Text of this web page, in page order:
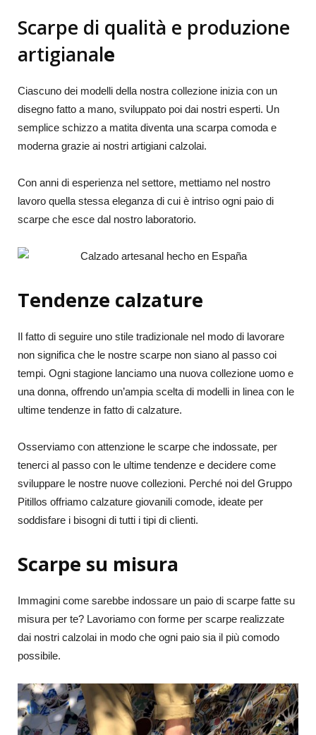
Scarpe di qualità e produzione
artigianale
Ciascuno dei modelli della nostra collezione inizia con un
disegno fatto a mano, sviluppato poi dai nostri esperti. Un
semplice schizzo a matita diventa una scarpa comoda e
moderna grazie ai nostri artigiani calzolai.
Con anni di esperienza nel settore, mettiamo nel nostro
lavoro quella stessa eleganza di cui è intriso ogni paio di
scarpe che esce dal nostro laboratorio.
Tendenze calzature
Il fatto di seguire uno stile tradizionale nel modo di lavorare
non significa che le nostre scarpe non siano al passo coi
tempi. Ogni stagione lanciamo una nuova collezione uomo e
una donna, offrendo un’ampia scelta di modelli in linea con le
ultime tendenze in fatto di calzature.
Osserviamo con attenzione le scarpe che indossate, per
tenerci al passo con le ultime tendenze e decidere come
sviluppare le nostre nuove collezioni. Perché noi del Gruppo
Pitillos offriamo calzature giovanili comode, ideate per
soddisfare i bisogni di tutti i tipi di clienti.
Scarpe su misura
Immagini come sarebbe indossare un paio di scarpe fatte su
misura per te? Lavoriamo con forme per scarpe realizzate
dai nostri calzolai in modo che ogni paio sia il più comodo
possibile.